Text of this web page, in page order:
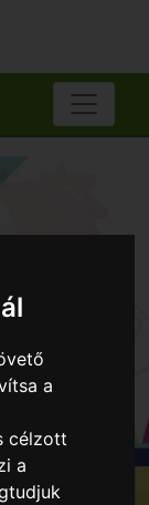
a
célzott
a